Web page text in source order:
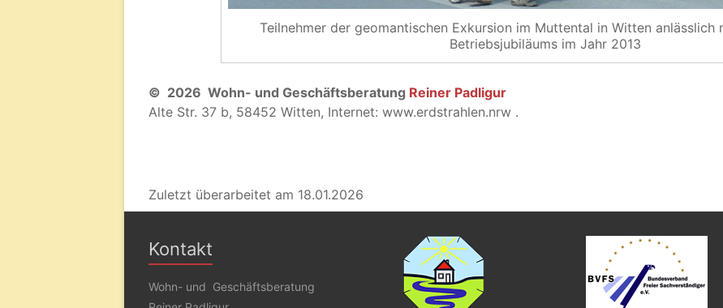
Teilnehmer der geomantischen Exkursion im Muttental in Witten anlässlich
Betriebsjubiläums im Jahr 2013
© 2026 Wohn- und Geschäftsberatung Reiner Padligur
Alte Str. 37 b, 58452 Witten, Internet: www.erdstrahlen.nrw .
Zuletzt überarbeitet am 18.01.2026
Kontakt
Wohn- und Geschäftsberatung